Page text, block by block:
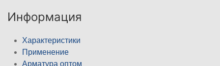
Информация
Характеристики
Применение
Арматура оптом